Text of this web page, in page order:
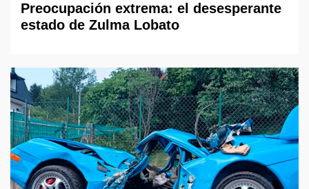
Preocupación extrema: el desesperante
estado de Zulma Lobato